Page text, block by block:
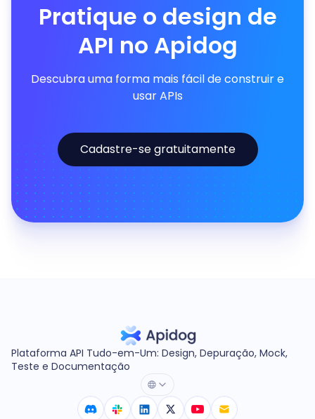
Pratique o design de
API no Apidog
Descubra uma forma mais fácil de construir e
usar APIs
Cadastre-se gratuitamente
Plataforma API Tudo-em-Um: Design, Depuração, Mock,
Teste e Documentação